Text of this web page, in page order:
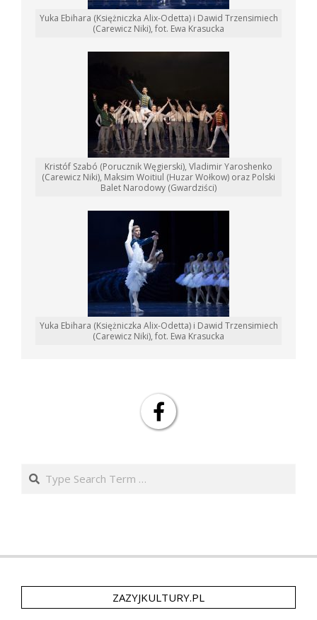
Yuka Ebihara (Księżniczka Alix-Odetta) i Dawid Trzensimiech
(Carewicz Niki), fot. Ewa Krasucka
Kristóf Szabó (Porucznik Węgierski), Vladimir Yaroshenko
(Carewicz Niki), Maksim Woitiul (Huzar Wołkow) oraz Polski
Balet Narodowy (Gwardziści)
Yuka Ebihara (Księżniczka Alix-Odetta) i Dawid Trzensimiech
(Carewicz Niki), fot. Ewa Krasucka
Search
ZAZYJKULTURY.PL